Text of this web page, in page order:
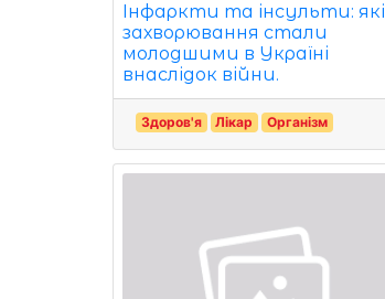
Інфаркти та інсульти: які
захворювання стали
молодшими в Україні
внаслідок війни.
Здоров'я Лікар Організм